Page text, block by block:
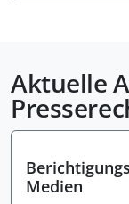
Aktuelle
Medien